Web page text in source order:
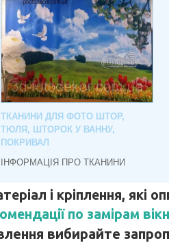
ТКАНИНИ ДЛЯ ФОТО ШТОР,
ТЮЛЯ, ШТОРОК У ВАННУ,
ПОКРИВАЛ
ІНФОРМАЦІЯ ПРО ТКАНИНИ
і кріплення, які
по замірам
вибирайте